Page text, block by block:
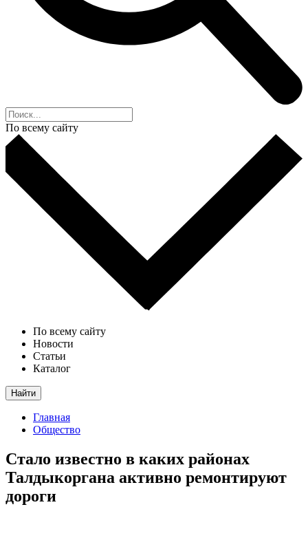
По всему сайту
По всему сайту
Новости
Статьи
Каталог
Найти
Главная
Общество
Стало известно в каких районах
Талдыкоргана активно ремонтируют
дороги